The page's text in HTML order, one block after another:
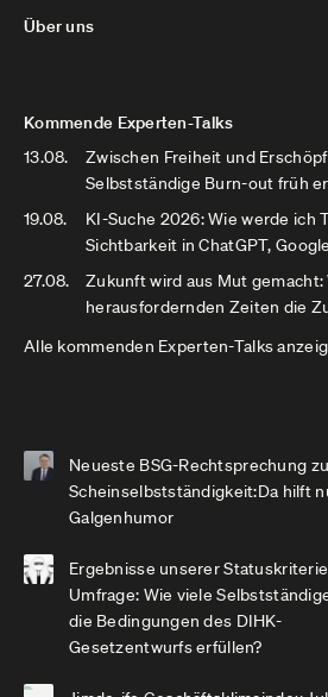
Über uns
Kommende Experten-Talks
13.08.
Zwischen Freiheit und
Selbstständige Burn-out früh
19.08.
KI-Suche 2026: Wie werde ich
Sichtbarkeit in ChatGPT,
27.08.
Zukunft wird aus Mut
herausfordernden Zeiten die
Alle kommenden Experten-Talks
Neueste BSG-Rechtsprechung
Scheinselbstständigkeit:Da hilft
Galgenhumor
Ergebnisse unserer
Umfrage: Wie viele
die Bedingungen des DIHK-
Gesetzentwurfs erfüllen?